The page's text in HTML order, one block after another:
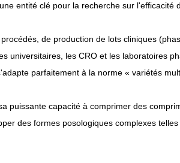
entité clé pour la recherche sur l'efficacité
de production de lots cliniques
universitaires, les CRO et les laboratoires
parfaitement à la norme « variétés
puissante capacité à comprimer des
des formes posologiques complexes